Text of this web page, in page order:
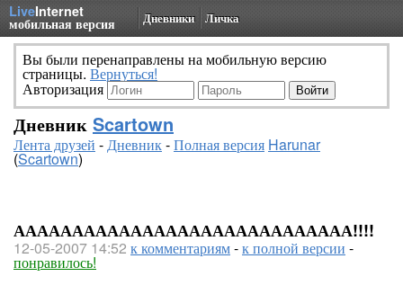
LiveInternet
мобильная версия Дневники Личка
Вы были перенаправлены на мобильную версию
страницы. Вернуться!
Авторизация
Дневник Scartown
Лента друзей -Дневник-Полная версия Harunar
(Scartown)
ААААААААААААААААААААААААААААА!!!!
12-05-2007 14:52 к комментариям-к полной версии -
понравилось!